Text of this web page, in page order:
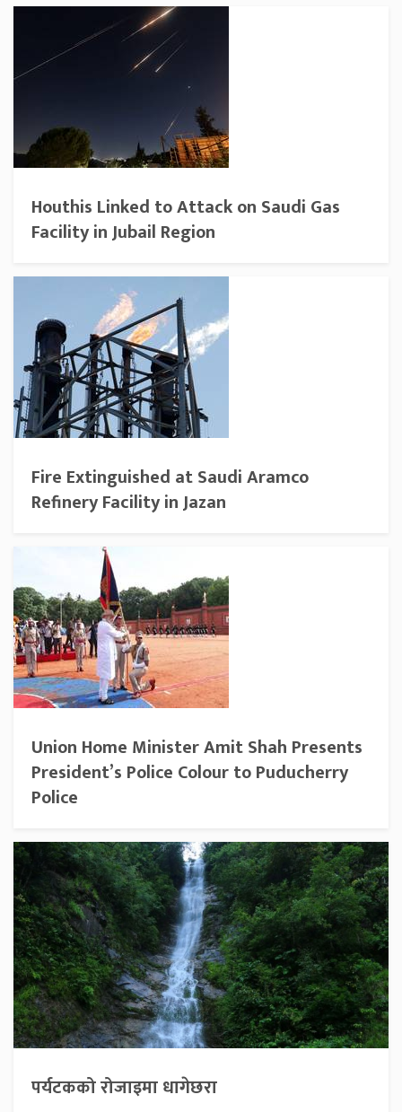
Houthis Linked to Attack on Saudi Gas
Facility in Jubail Region
Fire Extinguished at Saudi Aramco
Refinery Facility in Jazan
Union Home Minister Amit Shah Presents
President’s Police Colour to Puducherry
Police
पर्यटकको रोजाइमा धागेछरा